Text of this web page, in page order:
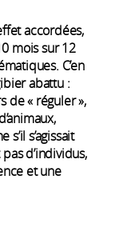
accordées,
mois sur 12
C’en
abattu :
de « réguler »,
s’agissait
d’individus,
et une